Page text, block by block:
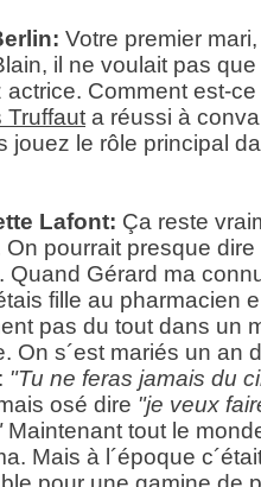
Votre premier mari,
il ne voulait pas
actrice. Comment est-
Truffaut a réussi à
jouez le rôle principal
Lafont: Ça reste
On pourrait presque dire
Quand Gérard ma
fille au pharmacien
pas du tout dans un
On s´est mariés un an
"Tu ne feras jamais du
osé dire "je veux
Maintenant tout le
Mais à l´époque